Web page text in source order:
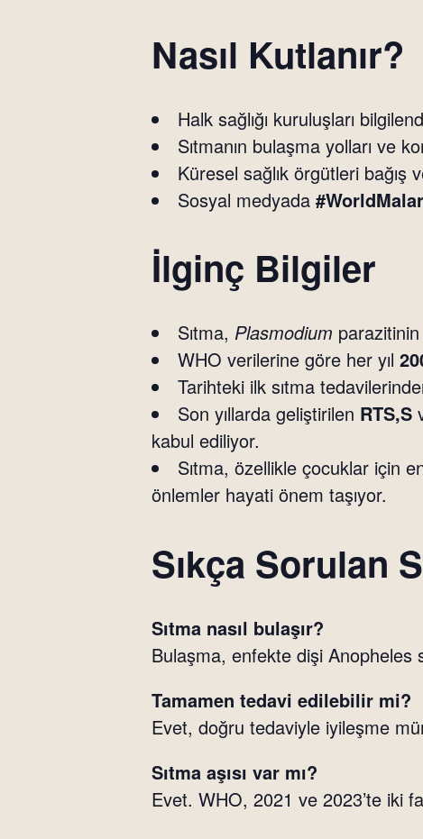
Nasıl Kutlanır?
Halk sağlığı kuruluşları
Sıtmanın bulaşma yolları ve
Küresel sağlık örgütleri bağış
Sosyal medyada
İlginç Bilgiler
Sıtma, Plasmodium parazitinin
WHO verilerine göre her yıl
Tarihteki ilk sıtma
Son yıllarda geliştirilen RTS,S
kabul ediliyor.
Sıtma, özellikle çocuklar için
önlemler hayati önem taşıyor.
Sıkça Sorulan
Sıtma nasıl bulaşır?
Bulaşma, enfekte dişi Anopheles
Tamamen tedavi edilebilir mi?
Evet, doğru tedaviyle iyileşme
Sıtma aşısı var mı?
Evet. WHO, 2021 ve 2023’te iki